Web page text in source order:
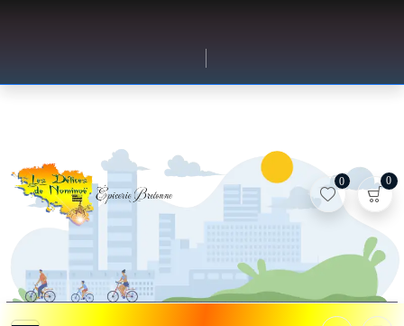
0 0